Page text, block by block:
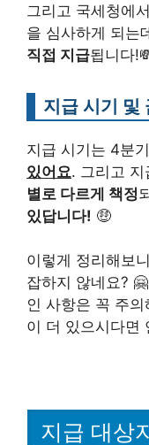
그리고 국세청에
을 심사하게 되는
직접 지급됩니다
지급 시기 및
지급 시기는 4분
있어요. 그리고 지
별로 다르게 책정
있답니다! 🤑
이렇게 정리해보
잡하지 않네요?
인 사항은 꼭 주
이 더 있으시다면
지급 대상